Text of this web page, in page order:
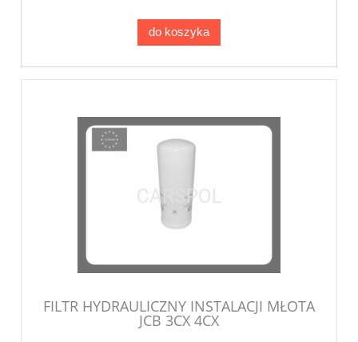
do koszyka
FILTR HYDRAULICZNY INSTALACJI MŁOTA
JCB 3CX 4CX